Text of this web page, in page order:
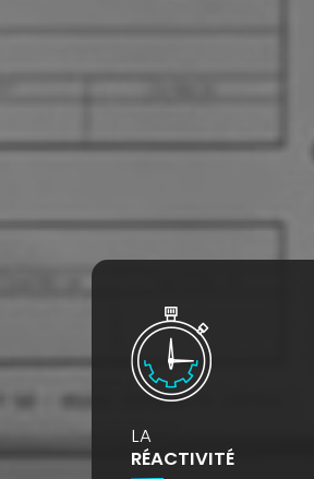
LA
RÉACTIVITÉ